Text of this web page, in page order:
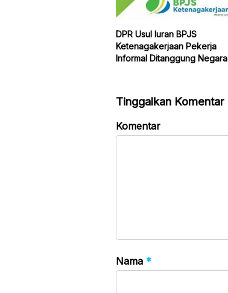
DPR Usul Iuran BPJS
Ketenagakerjaan Pekerja
Informal Ditanggung Negara
Tinggalkan Komentar
Komentar
Nama *